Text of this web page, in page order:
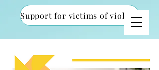
Support for victims of violence